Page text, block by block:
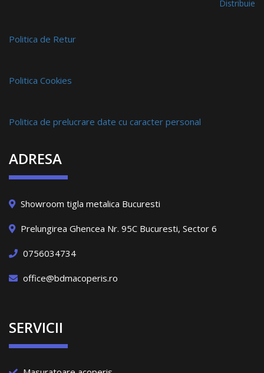
Distribuie
Politica de Retur
Politica Cookies
Politica de prelucrare date cu caracter personal
ADRESA
Showroom tigla metalica Bucuresti
Prelungirea Ghencea Nr. 95C Bucuresti, Sector 6
0756034734
office@bdmacoperis.ro
SERVICII